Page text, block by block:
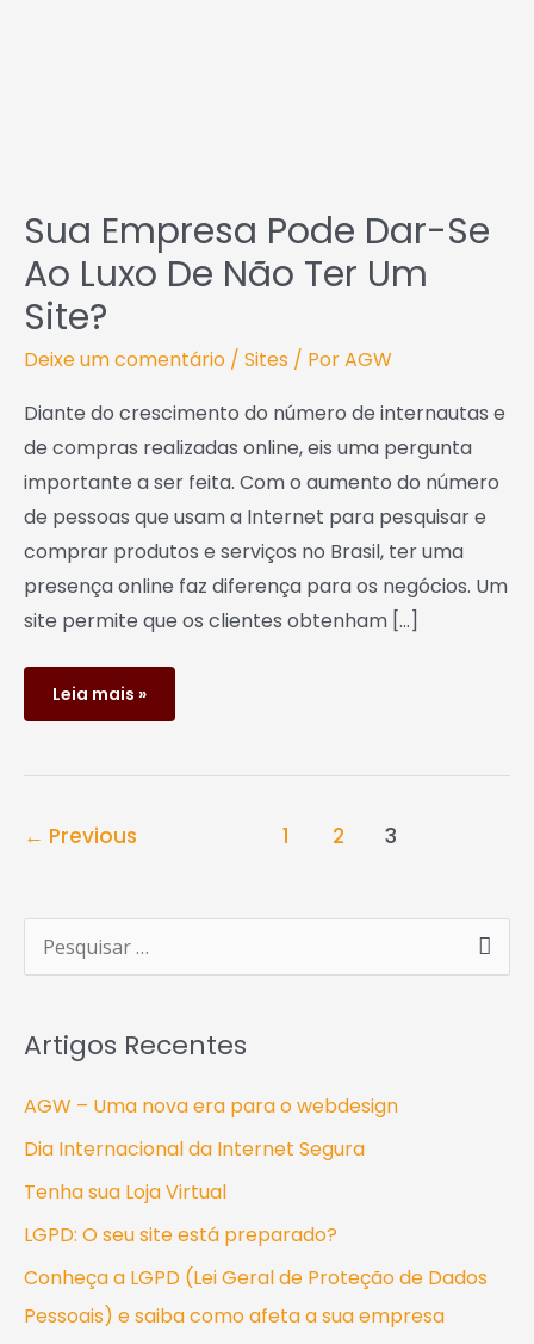
Sua Empresa Pode Dar-Se
Ao Luxo De Não Ter Um
Site?
Deixe um comentário / Sites / PorAGW
Diante do crescimento do número de internautas e
de compras realizadas online, eis uma pergunta
importante a ser feita. Com o aumento do número
de pessoas que usam a Internet para pesquisar e
comprar produtos e serviços no Brasil, ter uma
presença online faz diferença para os negócios. Um
site permite que os clientes obtenham […]
Leia mais »
← Previous 1 2 3
u
i
s
Artigos Recentes
AGW – Uma nova era para o webdesign
Dia Internacional da Internet Segura
Tenha sua Loja Virtual
LGPD: O seu site está preparado?
Conheça a LGPD (Lei Geral de Proteção de Dados
Pessoais) e saiba como afeta a sua empresa